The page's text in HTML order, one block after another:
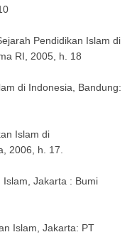
Pendidikan Islam di
RI, 2005, h. 18
di Indonesia, Bandung:
Islam di
2006, h. 17.
Jakarta : Bumi
Islam, Jakarta: PT